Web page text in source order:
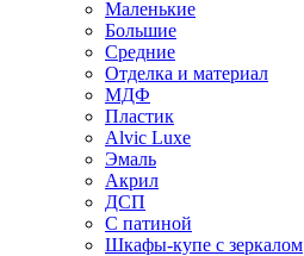
Маленькие
Большие
Средние
Отделка и материал
МДФ
Пластик
Alvic Luxe
Эмаль
Акрил
ДСП
С патиной
Шкафы-купе с зеркалом